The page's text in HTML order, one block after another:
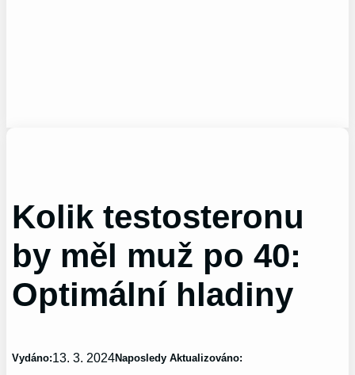
Kolik testosteronu
by měl muž po 40:
Optimální hladiny
Vydáno:13. 3. 2024Naposledy Aktualizováno: